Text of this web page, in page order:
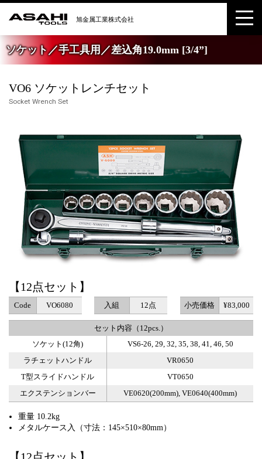
ソケット／手工具用／差込角19.0mm [3/4”]
VO6 ソケットレンチセット
Socket Wrench Set
【12点セット】
Code VO6080 入組 12点 小売価格 ¥83,000
セット内容（12pcs.）
ソケット(12角)
VS6-26, 29, 32, 35, 38, 41, 46, 50
ラチェットハンドル
VR0650
T型スライドハンドル
VT0650
エクステンションバー
VE0620(200mm), VE0640(400mm)
重量 10.2kg
メタルケース入（寸法：145×510×80mm）